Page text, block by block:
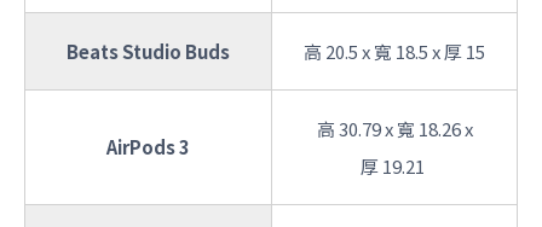
Beats Studio Buds 高 20.5 x 寬 18.5 x 厚 15
AirPods 3
高 30.79 x 寬 18.26 x
厚 19.21